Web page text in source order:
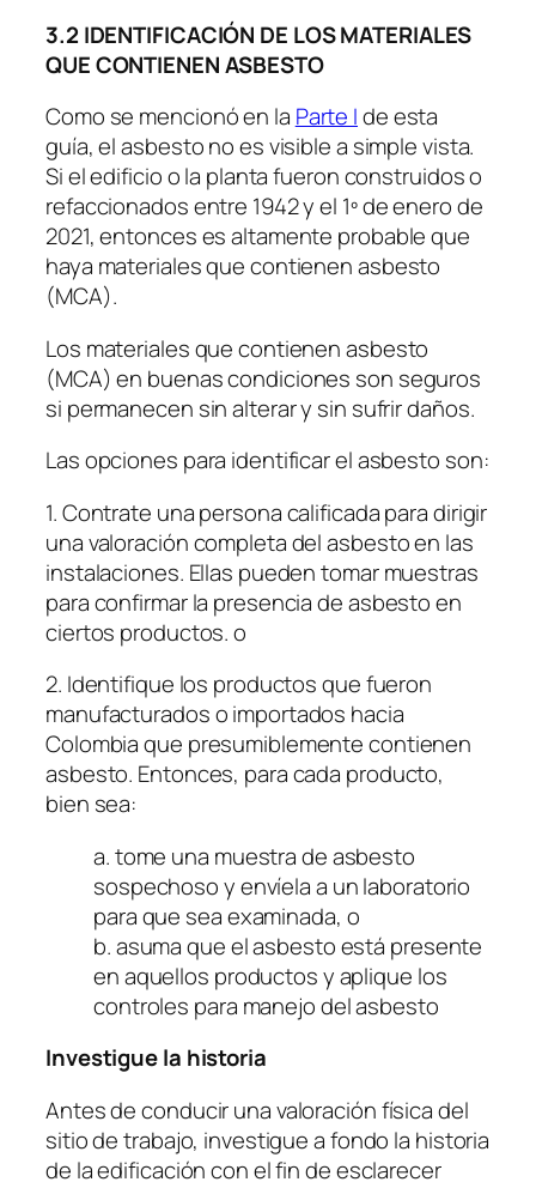
3.2 IDENTIFICACIÓN DE LOS MATERIALES
QUE CONTIENEN ASBESTO
Como se mencionó en la Parte Ide esta
guía, el asbesto no es visible a simple vista.
Si el edificio o la planta fueron construidos o
refaccionados entre 1942 y el 1º de enero de
2021, entonces es altamente probable que
haya materiales que contienen asbesto
(MCA).
Los materiales que contienen asbesto
(MCA) en buenas condiciones son seguros
si permanecen sin alterar y sin sufrir daños.
Las opciones para identificar el asbesto son:
1. Contrate una persona calificada para dirigir
una valoración completa del asbesto en las
instalaciones. Ellas pueden tomar muestras
para confirmar la presencia de asbesto en
ciertos productos. o
2. Identifique los productos que fueron
manufacturados o importados hacia
Colombia que presumiblemente contienen
asbesto. Entonces, para cada producto,
bien sea:
a. tome una muestra de asbesto
sospechoso y envíela a un laboratorio
para que sea examinada, o
b. asuma que el asbesto está presente
en aquellos productos y aplique los
controles para manejo del asbesto
Investigue la historia
Antes de conducir una valoración física del
sitio de trabajo, investigue a fondo la historia
de la edificación con el fin de esclarecer